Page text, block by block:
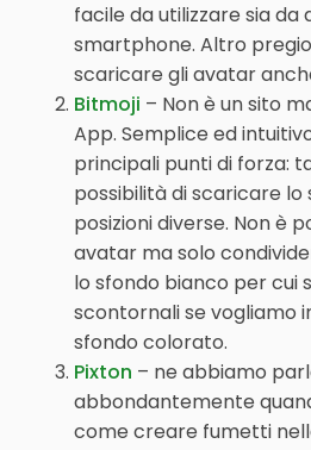
facile da utilizzare sia da
smartphone. Altro
scaricare gli avatar
Bitmoji – Non è un sito
App. Semplice ed
principali punti di forza:
possibilità di scaricare
posizioni diverse. Non è
avatar ma solo
lo sfondo bianco per cui
scontornali se vogliamo
sfondo colorato.
Pixton – ne abbiamo
abbondantemente
come creare fumetti